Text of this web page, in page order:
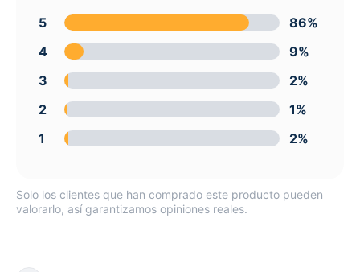
5
86%
4
9%
3
2%
2
1%
1
2%
Solo los clientes que han comprado este producto pueden
valorarlo, así garantizamos opiniones reales.